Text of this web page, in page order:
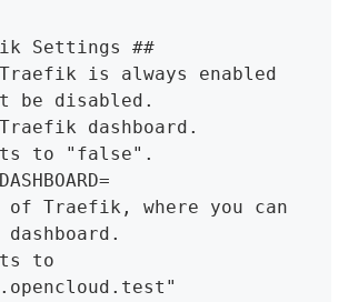
Settings ##
is always enabled
be disabled.
dashboard.
to "false".
of Traefik, where you can
to